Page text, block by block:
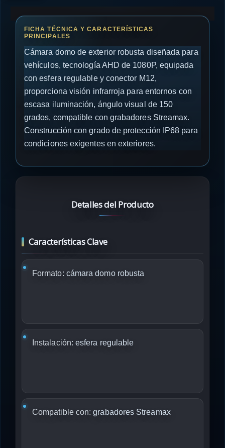
Cámara domo de exterior robusta diseñada para
vehículos, tecnología AHD de 1080P, equipada
con esfera regulable y conector M12,
proporciona visión infrarroja para entornos con
escasa iluminación, ángulo visual de 150
grados, compatible con grabadores Streamax.
Construcción con grado de protección IP68 para
condiciones exigentes en exteriores.
Detalles del Producto
Características Clave
Formato: cámara domo robusta
Instalación: esfera regulable
Compatible con: grabadores Streamax